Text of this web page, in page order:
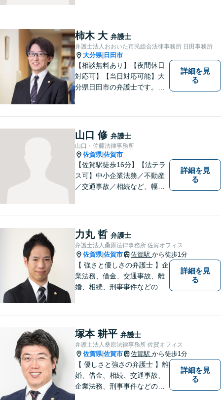
そう地域に法的サービスを提
供してまいります。お気軽に
ご相談を！
柿木 大 弁護士
弁護士法人おおいた市民総合法律事務所 日田事務所
大分県| 日田市
【相談無料あり】【夜間休日
対応可】【当日対応可能】大
分県日田市の弁護士です。離
ください。
詳細を見
る
山口 修 弁護士
山口・佐藤法律事務所
佐賀県|佐賀市
【佐賀駅徒歩16分】【法テラ
ス可】中小企業法務／不動産
／交通事故／相続など、幅広
添い、適切な解決へと導きま
す。まずはお気軽にご相談く
ださい。【初回面談無料】
詳細を見
る
力丸 哲 弁護士
弁護士法人桑原法律事務所 佐賀オフィス
佐賀県|佐賀市 佐賀駅 から徒歩1分
【 強さと優しさの弁護士 】企
業法務、借金、交通事故、離
婚、相続、刑事事件などのご
なリーガルサービスを提供い
たします。
詳細を見
る
塚本 耕平 弁護士
弁護士法人桑原法律事務所 佐賀オフィス
佐賀県|佐賀市 佐賀駅 から徒歩1分
【 優しさと強さの弁護士 】離
婚、借金、相続、交通事故、
企業法務、刑事事件などのご
詳細を見
る